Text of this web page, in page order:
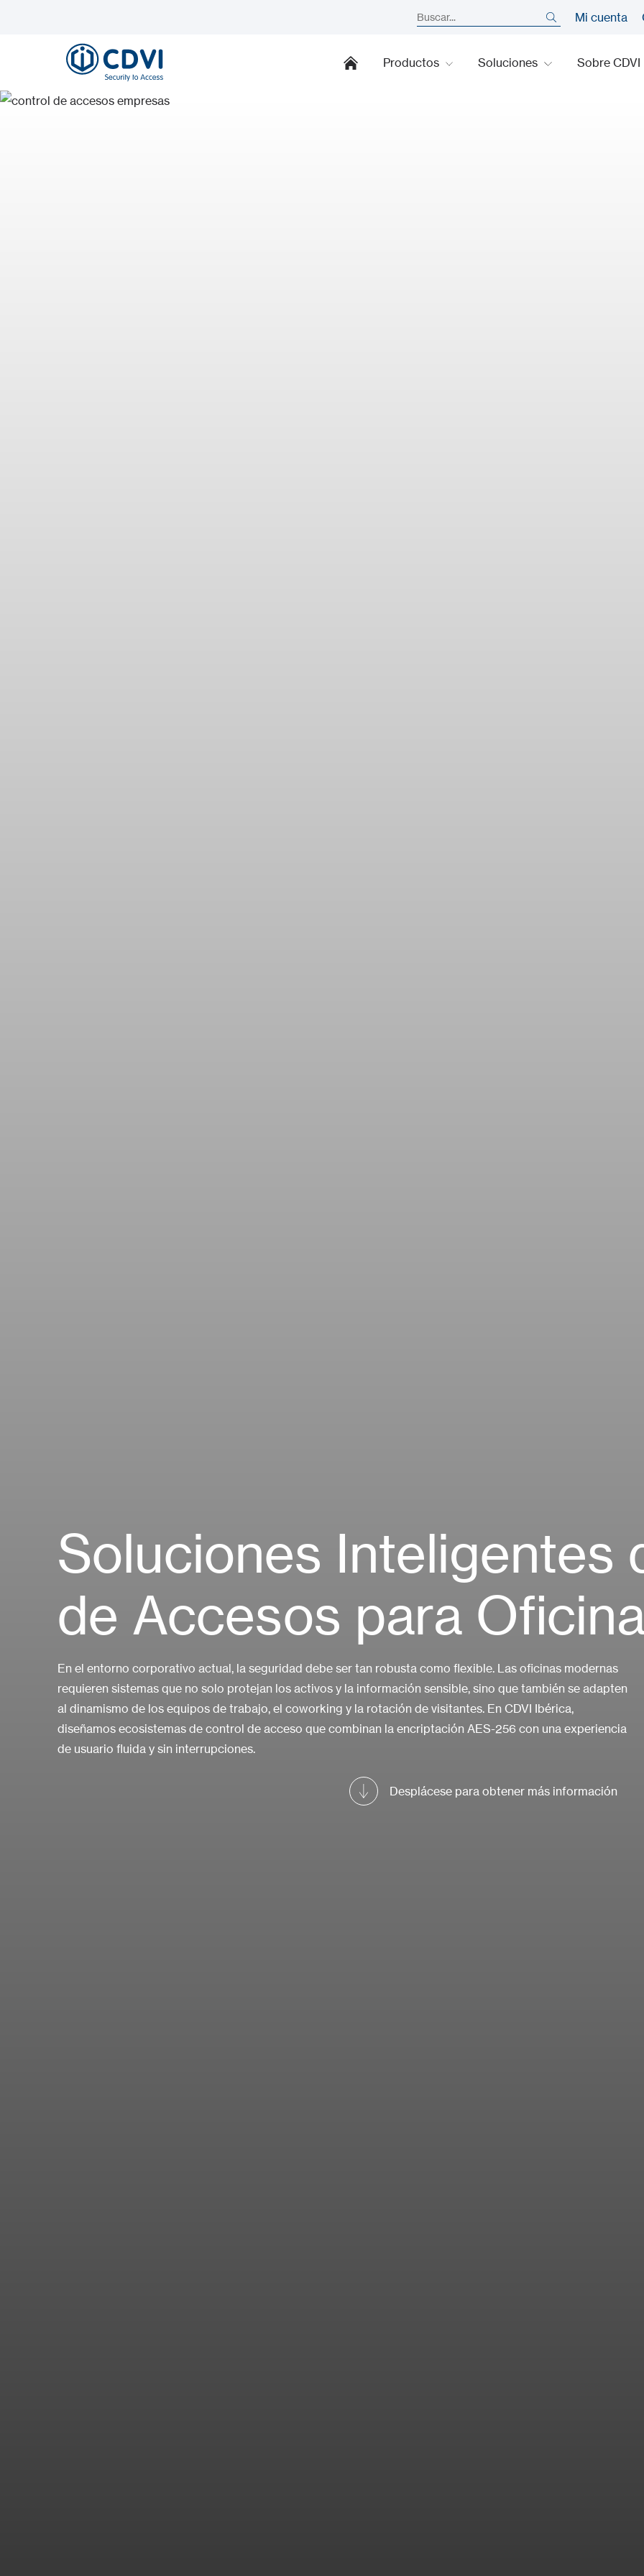
Mi cuenta
Productos Soluciones Sobre CDVI
Soluciones Inteligentes
de Accesos para
En el entorno corporativo actual, la seguridad debe ser tan robusta como flexible. Las oficinas modernas
requieren sistemas que no solo protejan los activos y la información sensible, sino que también se adapten
al dinamismo de los equipos de trabajo, el coworking y la rotación de visitantes. En CDVI Ibérica,
diseñamos ecosistemas de control de acceso que combinan la encriptación AES-256 con una experiencia
de usuario fluida y sin interrupciones.
Desplácese para obtener más información